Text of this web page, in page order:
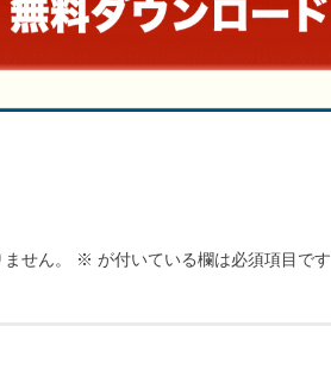
せん。 ※ が付いている欄は必須項目です